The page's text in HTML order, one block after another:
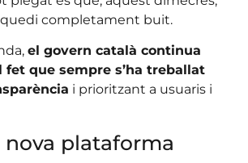
completament buit.
el govern català continua
que sempre s’ha treballat
i prioritzant a usuaris i
nova plataforma